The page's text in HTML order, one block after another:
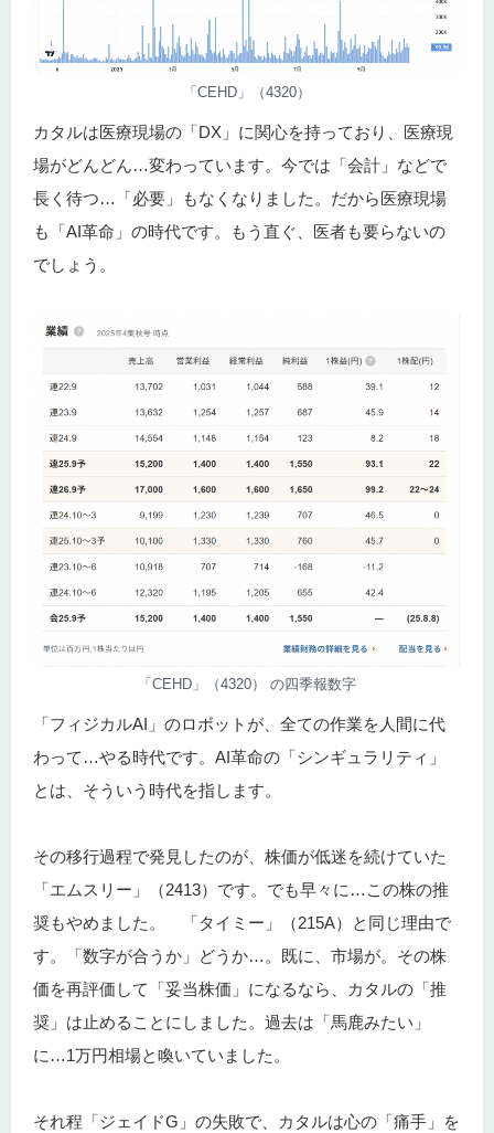
「CEHD」（4320）
カタルは医療現場の「DX」に関心を持っており、医療現
場がどんどん…変わっています。今では「会計」などで
長く待つ…「必要」もなくなりました。だから医療現場
も「AI革命」の時代です。もう直ぐ、医者も要らないの
でしょう。
「CEHD」（4320） の四季報数字
「フィジカルAI」のロボットが、全ての作業を人間に代
わって…やる時代です。AI革命の「シンギュラリティ」
とは、そういう時代を指します。
その移行過程で発見したのが、株価が低迷を続けていた
「エムスリー」（2413）です。でも早々に…この株の推
奨もやめました。 「タイミー」（215A）と同じ理由で
す。「数字が合うか」どうか…。既に、市場が。その株
価を再評価して「妥当株価」になるなら、カタルの「推
奨」は止めることにしました。過去は「馬鹿みたい」
に…1万円相場と喚いていました。
それ程「ジェイドG」の失敗で、カタルは心の「痛手」を